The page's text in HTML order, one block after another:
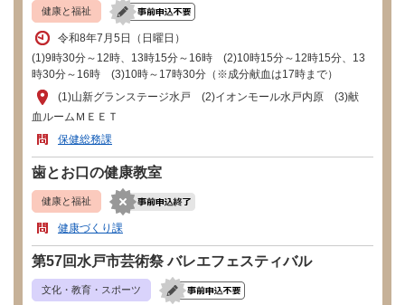
健康と福祉
令和8年7月5日（日曜日）
(1)9時30分～12時、13時15分～16時 (2)10時15分～12時15分、13
時30分～16時 (3)10時～17時30分（※成分献血は17時まで）
(1)山新グランステージ水戸 (2)イオンモール水戸内原 (3)献
血ルームＭＥＥＴ
保健総務課
歯とお口の健康教室
健康と福祉
健康づくり課
第57回水戸市芸術祭 バレエフェスティバル
文化・教育・スポーツ